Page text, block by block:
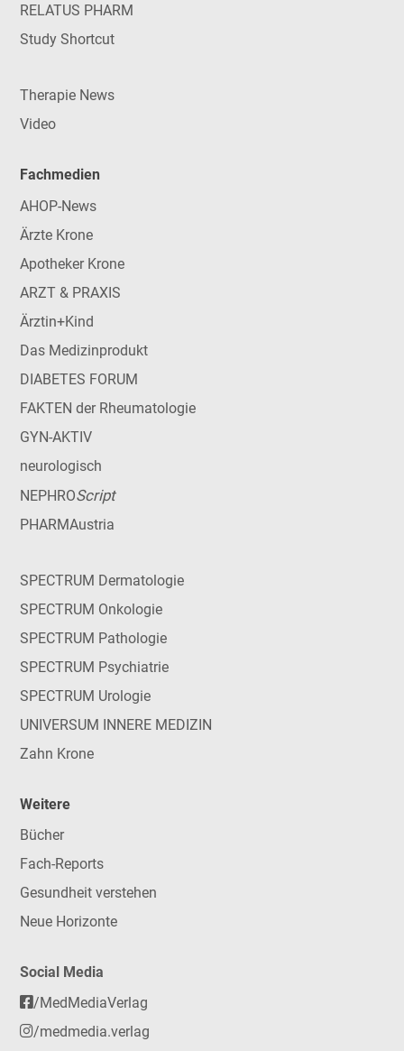
RELATUS PHARM
Study Shortcut
Therapie News
Video
Fachmedien
AHOP-News
Ärzte Krone
Apotheker Krone
ARZT & PRAXIS
Ärztin+Kind
Das Medizinprodukt
DIABETES FORUM
FAKTEN der Rheumatologie
GYN-AKTIV
neurologisch
NEPHROScript
PHARMAustria
SPECTRUM Dermatologie
SPECTRUM Onkologie
SPECTRUM Pathologie
SPECTRUM Psychiatrie
SPECTRUM Urologie
UNIVERSUM INNERE MEDIZIN
Zahn Krone
Weitere
Bücher
Fach-Reports
Gesundheit verstehen
Neue Horizonte
Social Media
/MedMediaVerlag
/medmedia.verlag